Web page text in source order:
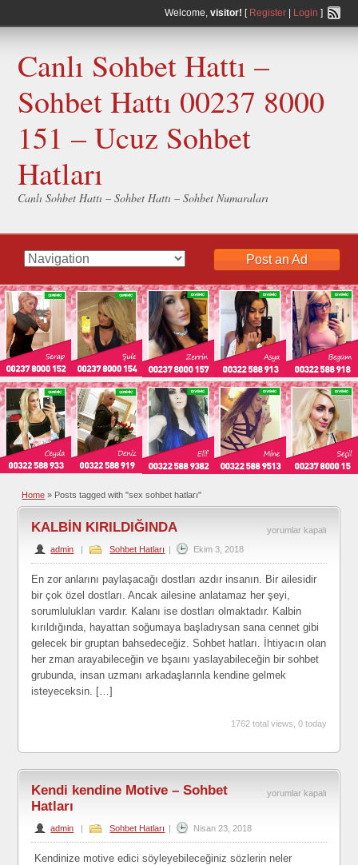
Welcome, visitor! [ Register| Login ]
Canlı Sohbet Hattı –
Sohbet Hattı 00237 8000
151 – Ucuz Sohbet
Hatları
Canlı Sohbet Hattı – Sohbet Hattı – Sohbet Numaraları
Post an Ad
Home » Posts tagged with "sex sohbet hatları"
KALBİN
yorumlar kapalı
KALBİN KIRILDIĞINDA
admin | Sohbet Hatları | Ekim 3, 2018
En zor anlarını paylaşacağı dostları azdır insanın. Bir ailesidir
bir çok özel dostları. Ancak ailesine anlatamaz her şeyi,
sorumlulukları vardır. Kalanı ise dostları olmaktadır. Kalbin
kırıldığında, hayattan soğumaya başladıysan sana cennet gibi
gelecek bir gruptan bahsedeceğiz. Sohbet hatları. İhtiyacın olan
her zman arayabileceğin ve bşaını yaslayabileceğin bir sohbet
grubunda, insan uzmanı arkadaşlarınla kendine gelmek
isteyeceksin. […]
1762 total views, 0 today
Kendi
–
yorumlar kapalı
Kendi kendine Motive – Sohbet
Hatları
admin | Sohbet Hatları | Nisan 23, 2018
Kendinize motive edici söyleyebileceğiniz sözlerin neler